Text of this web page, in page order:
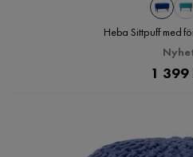
Heba Sittpuff med
1 399